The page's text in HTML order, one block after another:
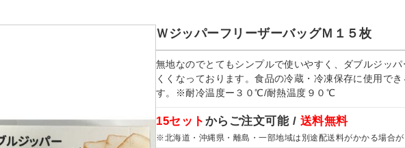
ＷジッパーフリーザーバッグＭ１５枚
無地なのでとてもシンプルで使いやすく、ダブルジッ
くくなっております。食品の冷蔵・冷凍保存に使用で
す。※耐冷温度ー３０℃/耐熱温度９０℃
15セット からご注文可能 / 送料無料
※北海道・沖縄県・離島・一部地域は別途配送料がかかる場合が